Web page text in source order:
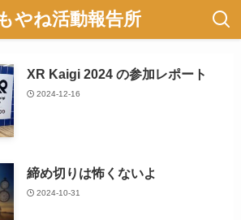
やね活動報告所
XR Kaigi 2024 の参加レポート
2024-12-16
締め切りは怖くないよ
2024-10-31